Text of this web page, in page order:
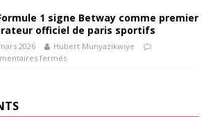
1 signe Betway comme premier
officiel de paris sportifs
2026
Hubert Munyazikwiye
fermés